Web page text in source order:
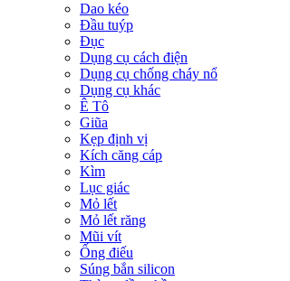
Dao kéo
Đầu tuýp
Đục
Dụng cụ cách điện
Dụng cụ chống cháy nổ
Dụng cụ khác
Ê Tô
Giũa
Kẹp định vị
Kích căng cáp
Kìm
Lục giác
Mỏ lết
Mỏ lết răng
Mũi vít
Ống điếu
Súng bắn silicon